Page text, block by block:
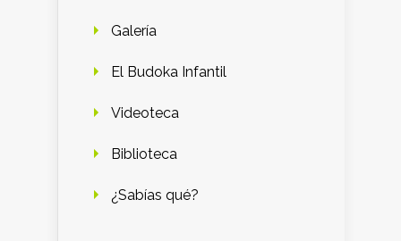
Galería
El Budoka Infantil
Videoteca
Biblioteca
¿Sabías qué?